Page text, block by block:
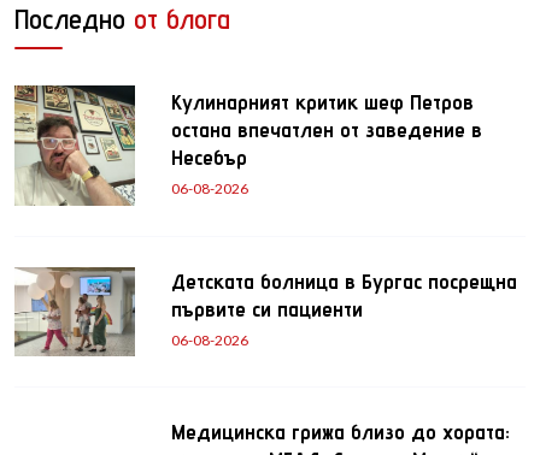
Последно от блога
Кулинарният критик шеф Петров
остана впечатлен от заведение в
Несебър
06-08-2026
Детската болница в Бургас посрещна
първите си пациенти
06-08-2026
Медицинска грижа близо до хората: